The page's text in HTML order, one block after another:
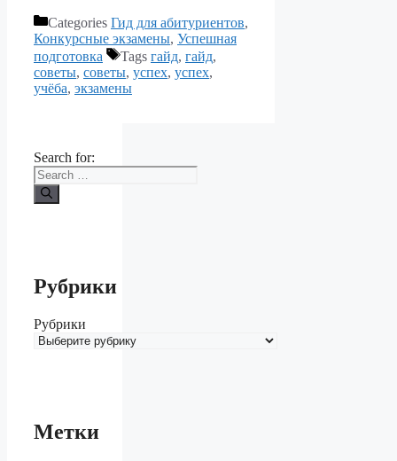
Categories Гид для абитуриентов,
Конкурсные экзамены, Успешная
подготовка
Tags гайд, гайд,
советы, советы, успех, успех,
учёба, экзамены
Search for:
Рубрики
Рубрики
Метки